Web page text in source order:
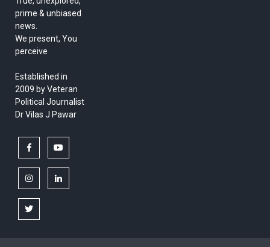
prime & unbiased
news.
We present, You
perceive
Established in
2009 by Veteran
Political Journalist
Dr Vilas J Pawar
facebook
instagramlinkedin
twitter